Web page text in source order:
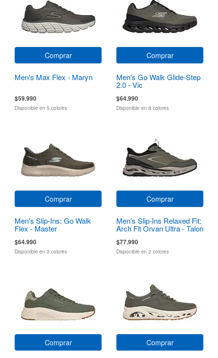
Comprar
Men's Max Flex - Maryn
$59.990
Disponible en 5 colores
Comprar
Men's Go Walk Glide-Step
2.0 - Vic
$64.990
Disponible en 8 colores
Comprar
Men's Slip-Ins: Go Walk
Flex - Master
$64.990
Disponible en 3 colores
Comprar
Men's Slip-Ins Relaxed Fit:
Arch Fit Orvan Ultra - Talon
$77.990
Disponible en 2 colores
Comprar Comprar